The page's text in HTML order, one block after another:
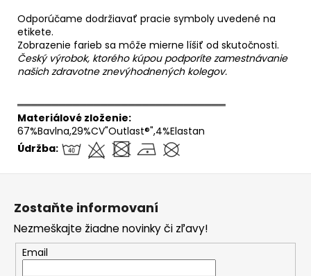
Odporúčame dodržiavať pracie symboly uvedené na
etikete.
Zobrazenie farieb sa môže mierne líšiť od skutočnosti.
Český výrobok, ktorého kúpou podporíte zamestnávanie
našich zdravotne znevýhodnených kolegov.
══════════════════════════════
Materiálové zloženie:
67%Bavlna,29%CV"Outlast®",4%Elastan
Údržba:
Zostaňte informovaní
Nezmeškajte žiadne novinky či zľavy!
Email